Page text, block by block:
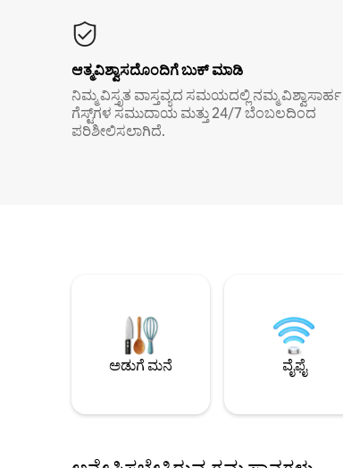
ಆತ್ಮವಿಶ್ವಾಸದೊಂದಿಗೆ ಬುಕ್ ಮಾಡಿ
ನಿಮ್ಮ ವಿಸ್ತೃತ ವಾಸ್ತವ್ಯದ ಸಮಯದಲ್ಲಿ ನಮ್ಮ ವಿಶ್ವಾಸಾರ್ಹ
ಗೆಸ್ಟ್‌ಗಳ ಸಮುದಾಯ ಮತ್ತು 24/7 ಬೆಂಬಲದಿಂದ
ಪರಿಶೀಲಿಸಲಾಗಿದೆ.
ಅಡುಗೆ ಮನೆ ವೈಫೈ